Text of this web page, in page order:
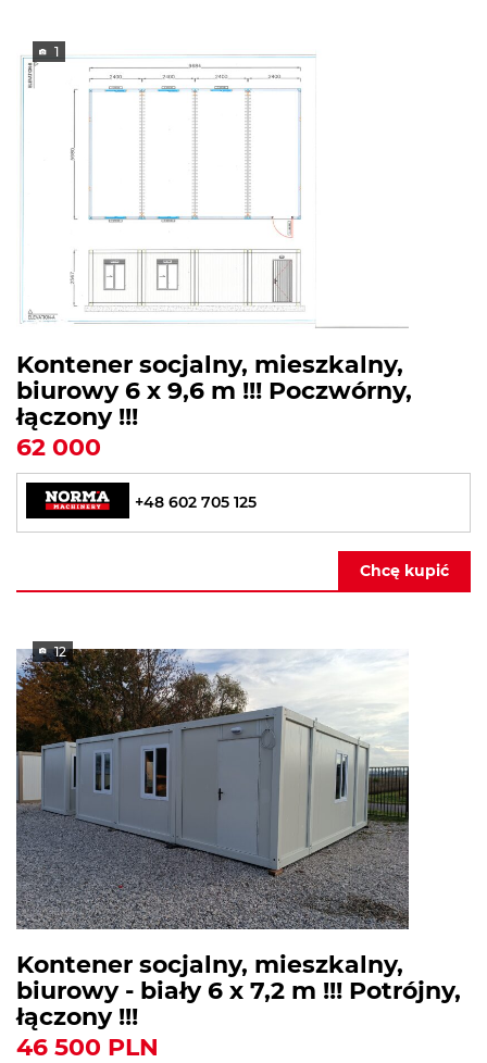
1
Kontener socjalny, mieszkalny,
biurowy 6 x 9,6 m !!! Poczwórny,
łączony !!!
62 000
+48 602 705 125
Chcę kupić
12
Kontener socjalny, mieszkalny,
biurowy - biały 6 x 7,2 m !!! Potrójny,
łączony !!!
46 500 PLN